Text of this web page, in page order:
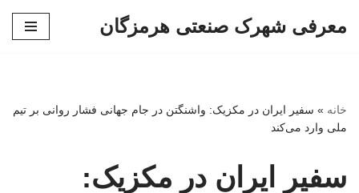
معرفی شهرک صنعتی هرمزگان
خانه » سفیر ایران در مکزیک: واشنگتن در جام جهانی فشار روانی بر تیم
ملی وارد می‌کند
سفیر ایران در مکزیک: